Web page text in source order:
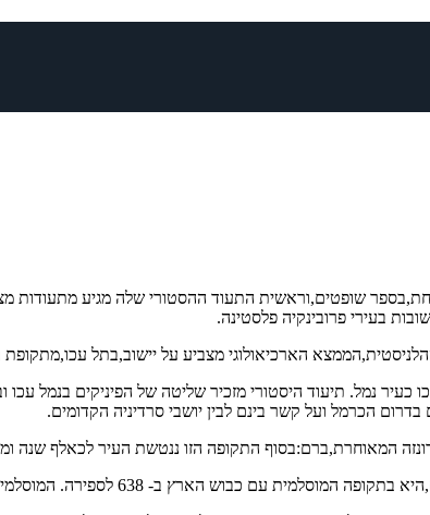
שופטים,וראשית התעוד ההסטורי שלה מגיע מתעודות
בעירי פרובינקיה פלסטינה.
הארכיאולוגי מצביע על יישוב,בתל עכו,מתקופת
המאה ה- 14 לפנה"ס,מוזכרת עכו כעיר נמל. תיעוד היסטורי מזכיר שליטה
הכרמל ועל קשר בינם לבין יושבי סרדיניה הקדומים.
המאוחרת,ברם:בסוף התקופה הזו ננטשת העיר לכאלף שנה
המוסלמים,הופכים את עכו לעיר נמל מהחשובות בערי הנמל של האימפריה האיסלמית.